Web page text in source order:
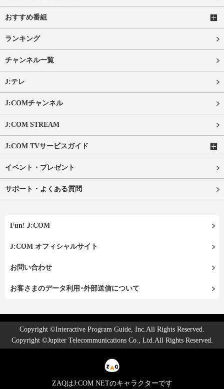
おすすめ番組
ランキング
チャンネル一覧
J:テレ
J:COMチャンネル
J:COM STREAM
J:COM TVサービスガイド
イベント・プレゼント
サポート・よくある質問
Fun! J:COM
J:COM オフィシャルサイト
お問い合わせ
お客さまのデータ利用･外部送信について
Copyright ©Interactive Program Guide, Inc.All Rights Reserved.
Copyright ©Jupiter Telecommunications Co., Ltd.All Rights Reserved.
ZAQはJ:COM NETのキャラクターです